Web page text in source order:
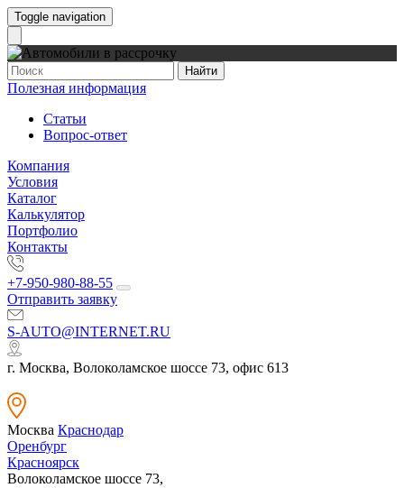
Toggle navigation
Найти
Полезная информация
Статьи
Вопрос-ответ
Компания
Условия
Каталог
Калькулятор
Портфолио
Контакты
+7-950-980-88-55
Отправить заявку
S-AUTO@INTERNET.RU
г. Москва, Волоколамское шоссе 73, офис 613
Москва Краснодар
Оренбург
Красноярск
Волоколамское шоссе 73,